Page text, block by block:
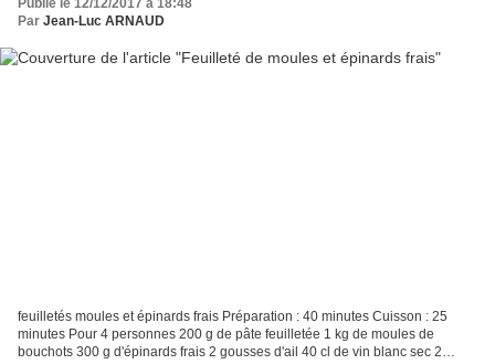
Par Jean-Luc ARNAUD
feuilletés moules et épinards frais Préparation : 40 minutes Cuisson : 25
minutes Pour 4 personnes 200 g de pâte feuilletée 1 kg de moules de
bouchots 300 g d'épinards frais 2 gousses d'ail 40 cl de vin blanc sec 2